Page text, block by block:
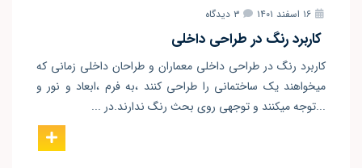
۱۶ اسفند ۱۴۰۱ ۳ دیدگاه
کاربرد رنگ در طراحی داخلی
کاربرد رنگ در طراحی داخلی معماران و طراحان داخلی زمانی که
میخواهند یک ساختمانی را طراحی کنند ،به فرم ،ابعاد و نور و
...توجه میکنند و توجهی روی بحث رنگ ندارند.در ...